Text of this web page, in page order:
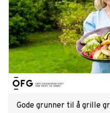
Gode grunner til å grille